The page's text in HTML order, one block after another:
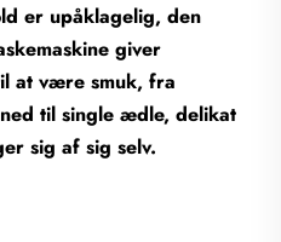
er upåklagelig, den
giver
at være smuk, fra
til single ædle, delikat
sig af sig selv.